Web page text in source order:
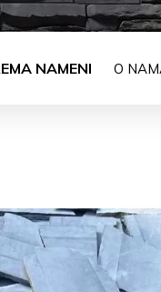
NAMENI O